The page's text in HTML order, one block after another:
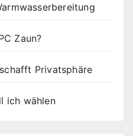
Zaun?
Privatsphäre
ich wählen